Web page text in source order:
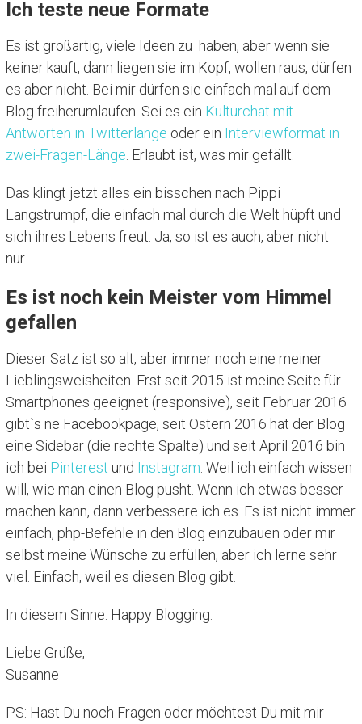
Ich teste neue Formate
Es ist großartig, viele Ideen zu haben, aber wenn sie
keiner kauft, dann liegen sie im Kopf, wollen raus, dürfen
es aber nicht. Bei mir dürfen sie einfach mal auf dem
Blog freiherumlaufen. Sei es ein Kulturchat mit
Antworten in Twitterlänge oder ein Interviewformat in
zwei-Fragen-Länge . Erlaubt ist, was mir gefällt.
Das klingt jetzt alles ein bisschen nach Pippi
Langstrumpf, die einfach mal durch die Welt hüpft und
sich ihres Lebens freut. Ja, so ist es auch, aber nicht
nur…
Es ist noch kein Meister vom Himmel
gefallen
Dieser Satz ist so alt, aber immer noch eine meiner
Lieblingsweisheiten. Erst seit 2015 ist meine Seite für
Smartphones geeignet (responsive), seit Februar 2016
gibt`s ne Facebookpage, seit Ostern 2016 hat der Blog
eine Sidebar (die rechte Spalte) und seit April 2016 bin
ich bei Pinterest und Instagram . Weil ich einfach wissen
will, wie man einen Blog pusht. Wenn ich etwas besser
machen kann, dann verbessere ich es. Es ist nicht immer
einfach, php-Befehle in den Blog einzubauen oder mir
selbst meine Wünsche zu erfüllen, aber ich lerne sehr
viel. Einfach, weil es diesen Blog gibt.
In diesem Sinne: Happy Blogging.
Liebe Grüße,
Susanne
PS: Hast Du noch Fragen oder möchtest Du mit mir